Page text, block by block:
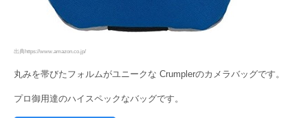
出典https://www.amazon.co.jp/
丸みを帯びたフォルムがユニークな Crumplerのカメラバッグです。
プロ御用達のハイスペックなバッグです。